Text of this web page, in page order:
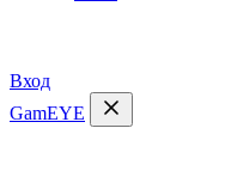
Вход
GamEYE